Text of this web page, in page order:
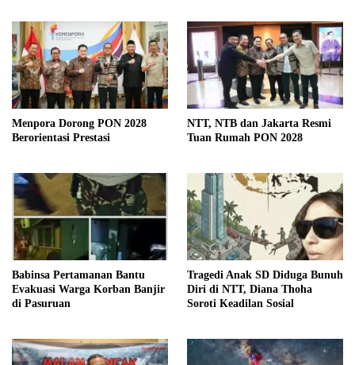
Menpora Dorong PON 2028
Berorientasi Prestasi
NTT, NTB dan Jakarta Resmi
Tuan Rumah PON 2028
Babinsa Pertamanan Bantu
Evakuasi Warga Korban Banjir
di Pasuruan
Tragedi Anak SD Diduga Bunuh
Diri di NTT, Diana Thoha
Soroti Keadilan Sosial